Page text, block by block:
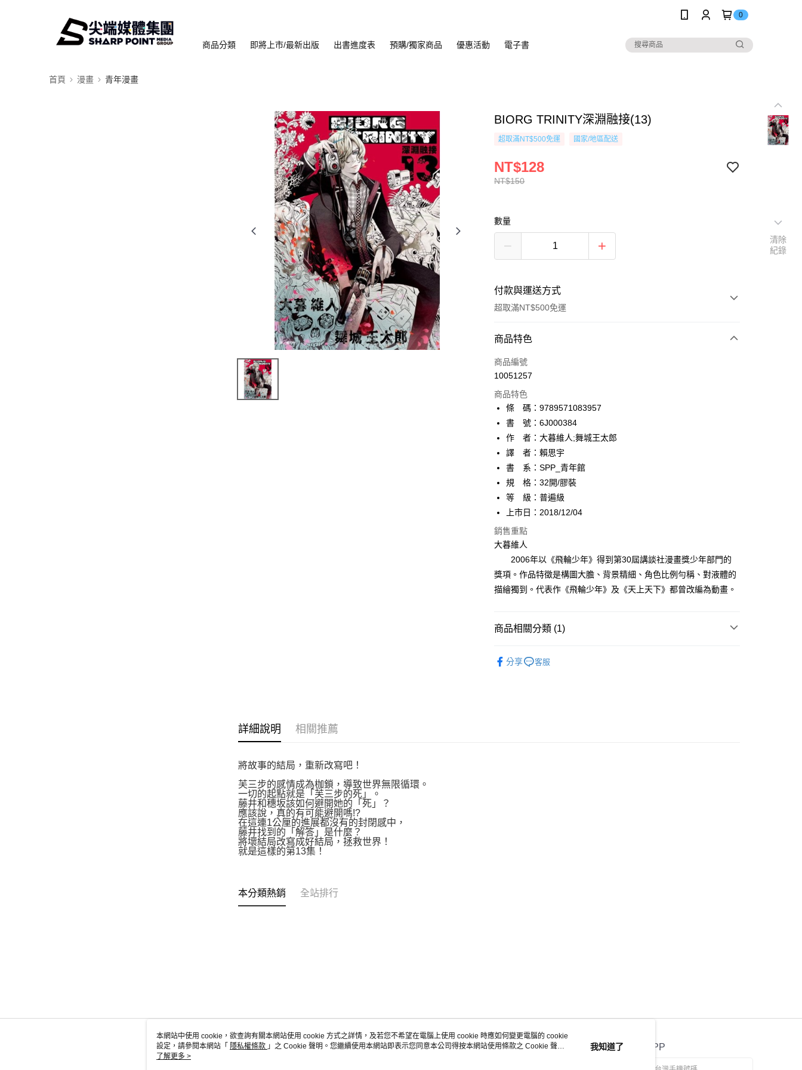
0
商品分類 即將上市/最新出版 出書進度表 預購/獨家商品 優惠活動 電子書
首頁 漫畫 青年漫畫
BIORG TRINITY深淵融接(13)
超取滿NT$500免運 國家/地區配送
NT$150
NT$128
數量
付款與運送方式
超取滿NT$500免運
付款方式
信用卡一次付款
AFTEE先享後付
相關說明
AFTEE先享後付是「在收到商品之後才付款」的支付方式。 讓您購物簡單
便利好安心！
１．簡單：不需註冊會員、不需綁卡、不需儲值。
２．便利：只要手機號碼，簡訊認證，即可結帳。
３．安心：先確認商品／服務後，再付款。
１．於結帳方式選擇「AFTEE先享後付」後，將跳轉至「AFTEE先享後
付」結帳頁面，進行簡訊認證並確認金額後，即可完成結帳。
２．訂單成立數日內，您將收到繳費通知簡訊。
３．收到繳費通知簡訊後14天內，點擊此簡訊中的連結，可透過四大超商
／ATM／網路銀行／等多元方式進行付款，方視為交易完成。
※ 請注意：結帳手續完成當下不需立刻繳費，但若您需要取消訂單，請聯
絡購買商品的店家。未經商家同意取消之訂單仍視為有效，需透過AFTEE
先享後付繳納相關費用。
付客戶支援中心」https://netprotections.freshdesk.com/support/home
１．透過由恩沛科技股份有限公司提供之「AFTEE先享後付」服務完成之
交易，需依本服務之必要範圍內提供個人資料，並將交易相關給付款項請
ATM付款
運送方式
全家取貨付款
每筆NT$80，滿NT$500(含以上)免運費
付款後全家取貨
每筆NT$80，滿NT$500(含以上)免運費
萊爾富取貨付款
每筆NT$80，滿NT$500(含以上)免運費
每筆NT$80，滿NT$500(含以上)免運費
每筆NT$80，滿NT$500(含以上)免運費
商品特色
商品編號
10051257
商品特色
條 碼：9789571083957
書 號：6J000384
作 者：大暮維人;舞城王太郎
譯 者：賴思宇
書 系：SPP_青年館
規 格：32開/膠裝
等 級：普遍級
上市日：2018/12/04
銷售重點
大暮維人
2006年以《飛輪少年》得到第30屆講談社漫畫獎少年部門的
獎項。作品特徵是構圖大膽、背景精細、角色比例勻稱、對液體的
描繪獨到。代表作《飛輪少年》及《天上天下》都曾改編為動畫。
商品相關分類 (1)
分享
客服
詳細說明 相關推薦
將故事的結局，重新改寫吧！
芙三步的感情成為枷鎖，導致世界無限循環。
一切的起點就是「芙三步的死」。
藤井和穗坂該如何避開她的「死」？
應該說，真的有可能避開嗎!?
在這連1公厘的進展都沒有的封閉感中，
藤井找到的「解答」是什麼？
將壞結局改寫成好結局，拯救世界！
就是這樣的第13集！
本分類熱銷 全站排行
關於我們 客服資訊 官方APP
清除
紀錄
本網站中使用 cookie，欲查詢有關本網站使用 cookie 方式之詳情，及若您不希望在電腦上使用 cookie 時應如何變更電腦的 cookie
設定，請參閱本網站「 隱私權條款 」之 Cookie 聲明。您繼續使用本網站即表示您同意本公司得按本網站使用條款之 Cookie 聲明
使用 cookie。
了解更多 >
我知道了